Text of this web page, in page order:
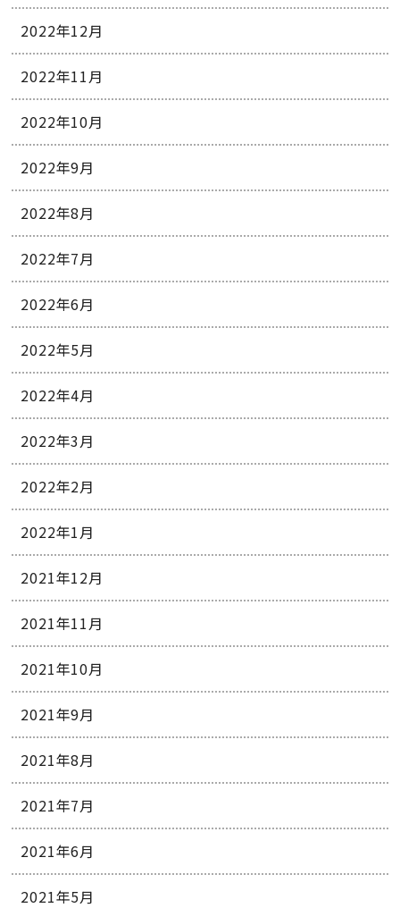
2022年12月
2022年11月
2022年10月
2022年9月
2022年8月
2022年7月
2022年6月
2022年5月
2022年4月
2022年3月
2022年2月
2022年1月
2021年12月
2021年11月
2021年10月
2021年9月
2021年8月
2021年7月
2021年6月
2021年5月